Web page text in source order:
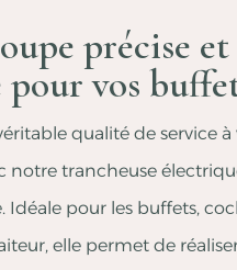
précise et
pour vos
qualité de service à
notre trancheuse
Idéale pour les buffets,
elle permet de